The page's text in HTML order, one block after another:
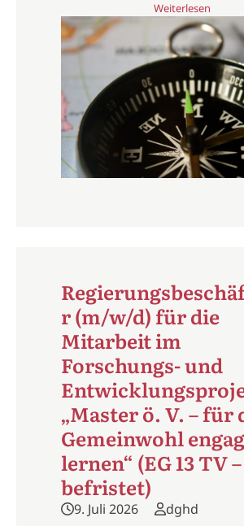
Weiterlesen
r (m/w/d) für die
Mitarbeit im
Forschungs- und
„Master ö. V. – für
Gemeinwohl
lernen“ (EG 13 TV
befristet)
9. Juli 2026 dghd